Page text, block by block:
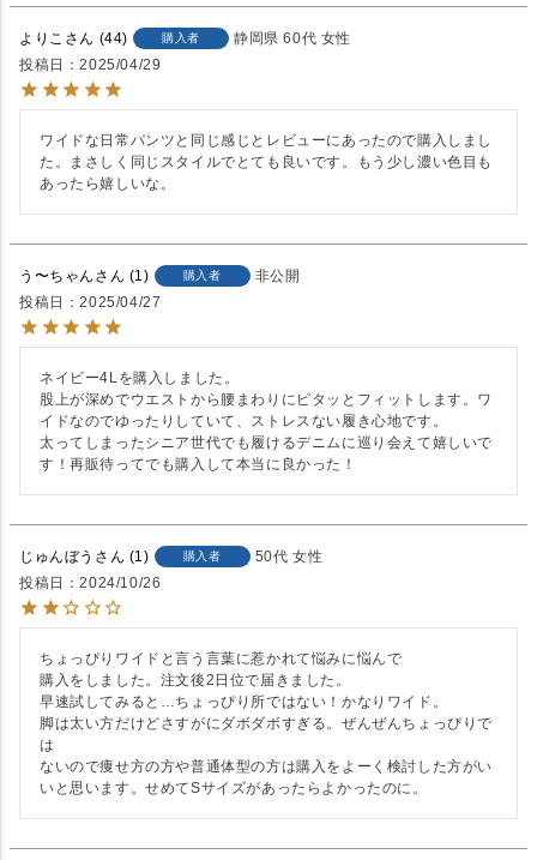
よりこ 44 購入者 静岡県 60代 女性
投稿日
2025/04/29
ワイドな日常パンツと同じ感じとレビューにあったので購入しまし
た。まさしく同じスタイルでとても良いです。もう少し濃い色目も
あったら嬉しいな。
う〜ちゃん 1 購入者
非公開
投稿日
2025/04/27
ネイビー4Lを購入しました。
股上が深めでウエストから腰まわりにピタッとフィットします。ワ
イドなのでゆったりしていて、ストレスない履き心地です。
太ってしまったシニア世代でも履けるデニムに巡り会えて嬉しいで
す！再販待ってでも購入して本当に良かった！
じゅんぼう 1 購入者 50代 女性
投稿日
2024/10/26
ちょっぴりワイドと言う言葉に惹かれて悩みに悩んで
購入をしました。注文後2日位で届きました。
早速試してみると…ちょっぴり所ではない！かなりワイド。
脚は太い方だけどさすがにダボダボすぎる。ぜんぜんちょっぴりで
は
ないので痩せ方の方や普通体型の方は購入をよーく検討した方がい
いと思います。せめてSサイズがあったらよかったのに。